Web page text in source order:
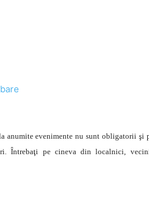
anumite evenimente nu sunt obligatorii şi
Întrebaţi pe cineva din localnici,